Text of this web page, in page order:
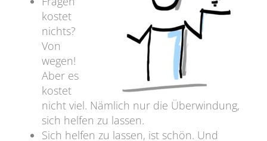
kostet
nichts?
Von
wegen!
Aber es
kostet
nicht viel. Nämlich nur die Überwindung,
sich helfen zu lassen.
Sich helfen zu lassen, ist schön. Und